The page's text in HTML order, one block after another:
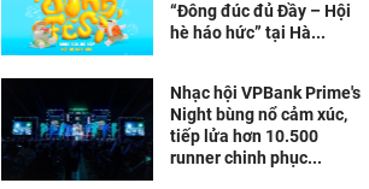
“Đông đúc đủ Đầy – Hội
hè háo hức” tại Hà...
Nhạc hội VPBank Prime's
Night bùng nổ cảm xúc,
tiếp lửa hơn 10.500
runner chinh phục...